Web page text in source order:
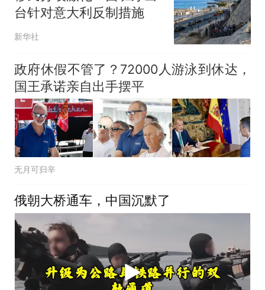
台针对意大利反制措施
新华社
政府休假不管了？72000人游泳到休达，
国王承诺亲自出手摆平
无月可归辛
俄朝大桥通车，中国沉默了